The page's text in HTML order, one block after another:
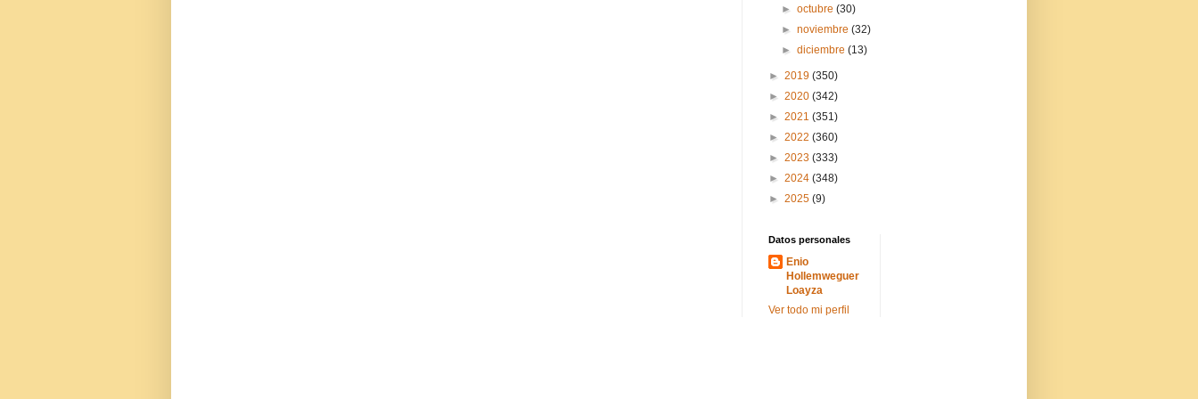
►octubre(30)
►noviembre(32)
►diciembre(13)
► 2019 (350)
► 2020 (342)
► 2021 (351)
► 2022 (360)
► 2023 (333)
► 2024 (348)
► 2025 (9)
Datos personales
Enio
Hollemweguer
Loayza
Ver todo mi perfil